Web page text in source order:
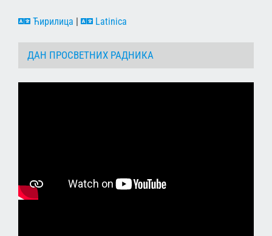
Ћирилица | Latinica
ДАН ПРОСВЕТНИХ РАДНИКА